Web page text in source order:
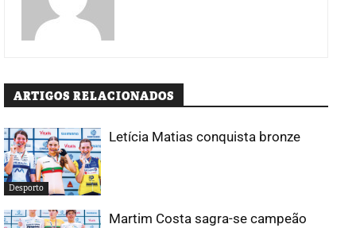
ARTIGOS RELACIONADOS
Desporto
Letícia Matias conquista bronze
Martim Costa sagra-se campeão